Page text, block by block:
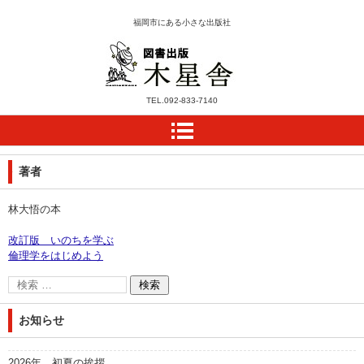
木星舎ホームページ
福岡市にある小さな出版社
TEL. 092-833-7140
著者
林大悟の本
改訂版 いのちを学ぶ
倫理学をはじめよう
お知らせ